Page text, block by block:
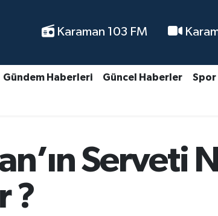
Karaman 103 FM
Gündem Haberleri Güncel Haberler Spor
Serveti
?